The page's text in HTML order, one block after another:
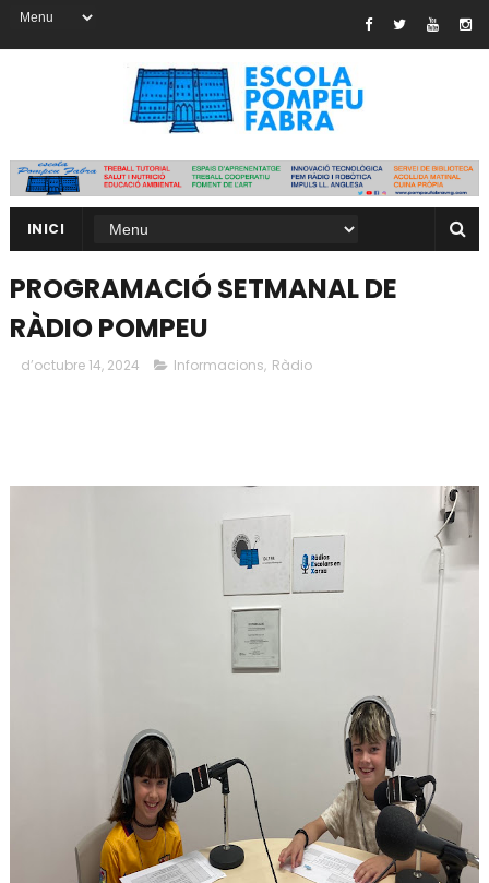
INICI
PROGRAMACIÓ SETMANAL DE
RÀDIO POMPEU
d’octubre 14, 2024 Informacions, Ràdio